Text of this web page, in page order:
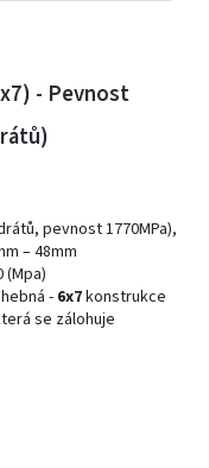
- Pevnost
pevnost 1770MPa),
– 48mm
(Mpa)
- 6x7konstrukce
se zálohuje